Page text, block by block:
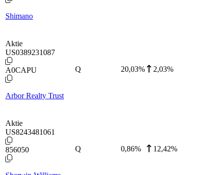
Shimano
Aktie
US0389231087
A0CAPU
Arbor Realty Trust
Q 20,03% 2,03%
Aktie
US8243481061
856050 Q 0,86% 12,42%